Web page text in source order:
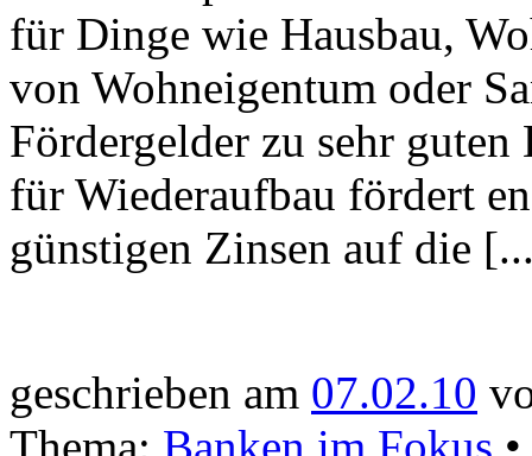
für Dinge wie Hausbau,
von Wohneigentum oder
Fördergelder zu sehr
für Wiederaufbau fördert
günstigen Zinsen auf die
geschrieben am 07.02.10
Thema: Banken im Fokus •